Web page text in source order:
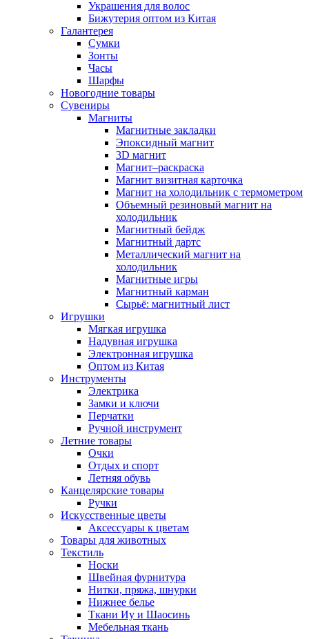
Украшения для волос
Бижутерия оптом из Китая
Галантерея
Сумки
Зонты
Часы
Шарфы
Новогодние товары
Сувениры
Магниты
Магнитные закладки
Эпоксидный магнит
3D магнит
Магнит–раскраска
Магнит визитная карточка
Магнит на холодильник с термометром
Объемный резиновый магнит на
холодильник
Магнитный бейдж
Магнитный дартс
Металлический магнит на
холодильник
Магнитные игры
Магнитный карман
Сырьё: магнитный лист
Игрушки
Мягкая игрушка
Надувная игрушка
Электронная игрушка
Оптом из Китая
Инструменты
Электрика
Замки и ключи
Перчатки
Ручной инструмент
Летние товары
Очки
Отдых и спорт
Летняя обувь
Канцелярские товары
Ручки
Искусственные цветы
Аксессуары к цветам
Товары для животных
Текстиль
Носки
Швейная фурнитура
Нитки, пряжа, шнурки
Нижнее белье
Ткани Иу и Шаосинь
Мебельная ткань